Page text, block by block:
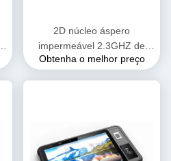
2D núcleo áspero
impermeável 2.3GHZ de
Octa do PC da tabuleta IP65
Obtenha o melhor preço